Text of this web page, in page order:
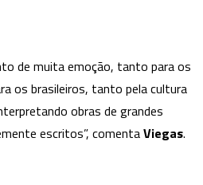
de muita emoção, tanto para os
os brasileiros, tanto pela cultura
obras de grandes
escritos”, comentaViegas.